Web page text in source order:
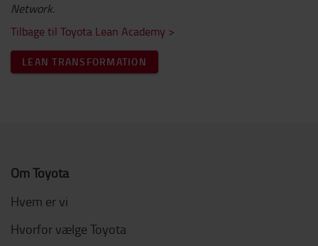
Network.
Tilbage til Toyota Lean Academy >
LEAN TRANSFORMATION
Om Toyota
Hvem er vi
Hvorfor vælge Toyota